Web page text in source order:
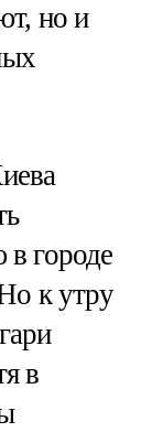
но и
в городе
к утру
в